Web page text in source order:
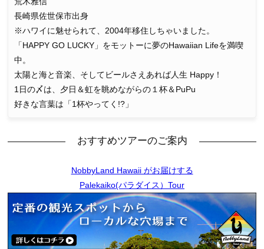
長崎県佐世保市出身
※ハワイに魅せられて、2004年移住しちゃいました。
「HAPPY GO LUCKY」をモットーに夢のHawaiian Lifeを満喫
中。
太陽と海と音楽、そしてビールさえあれば人生 Happy！
1日の〆は、夕日＆虹を眺めながらの１杯＆PuPu
好きな言葉は「1杯やってく!?」
おすすめツアーのご案内
NobbyLand Hawaii がお届けする
Palekaiko(パラダイス）Tour